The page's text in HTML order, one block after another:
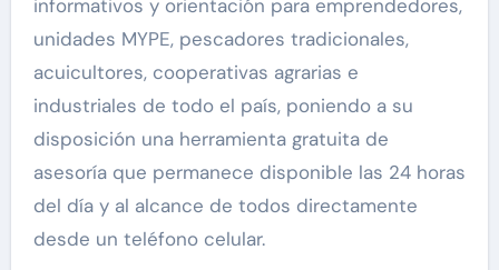
informativos y orientación para emprendedores,
unidades MYPE, pescadores tradicionales,
acuicultores, cooperativas agrarias e
industriales de todo el país, poniendo a su
disposición una herramienta gratuita de
asesoría que permanece disponible las 24 horas
del día y al alcance de todos directamente
desde un teléfono celular.